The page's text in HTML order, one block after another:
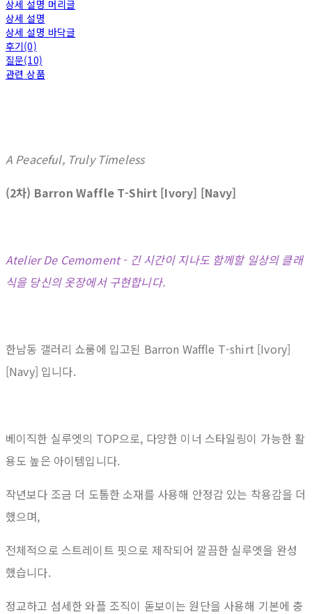
상세 설명 머리글
상세 설명
상세 설명 바닥글
후기(0)
질문(10)
관련 상품
A Peaceful, Truly Timeless
(2차) Barron Waffle T-Shirt [Ivory] [Navy]
Atelier De Cemoment - 긴 시간이 지나도 함께할 일상의 클래
식을 당신의 옷장에서 구현합니다.
한남동 갤러리 쇼룸에 입고된 Barron Waffle T-shirt [Ivory]
[Navy] 입니다.
베이직한 실루엣의 TOP으로, 다양한 이너 스타일링이 가능한 활
용도 높은 아이템입니다.
작년보다 조금 더 도톰한 소재를 사용해 안정감 있는 착용감을 더
했으며,
전체적으로 스트레이트 핏으로 제작되어 깔끔한 실루엣을 완성
했습니다.
정교하고 섬세한 와플 조직이 돋보이는 원단을 사용해 기본에 충